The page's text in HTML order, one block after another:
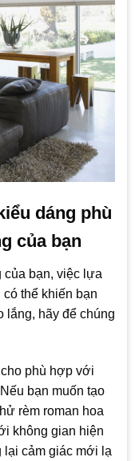
dáng phù
của bạn
của bạn, việc lựa
thể khiến bạn
lắng, hãy để chúng
phù hợp với
bạn muốn tạo
rèm roman hoa
không gian hiện
lại cảm giác mới lạ